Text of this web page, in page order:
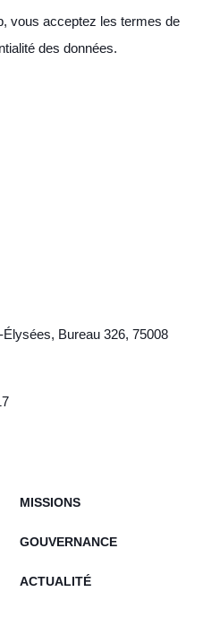
vous acceptez les termes de
des données.
Bureau 326, 75008
MISSIONS
GOUVERNANCE
ACTUALITÉ